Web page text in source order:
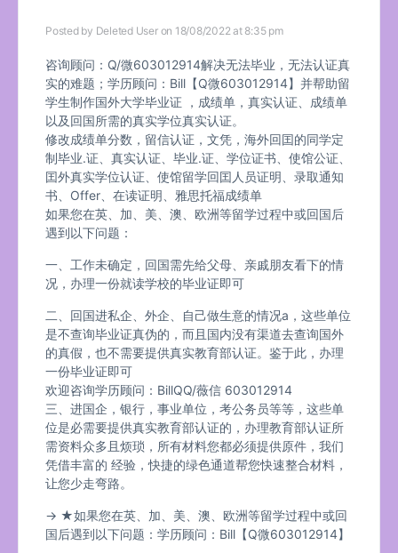
Posted by Deleted User on 18/08/2022 at 8:35 pm
咨询顾问：Q/微603012914解决无法毕业，无法认证真
实的难题；学历顾问：Bill【Q微603012914】并帮助留
学生制作国外大学毕业证 ，成绩单，真实认证、成绩单
以及回国所需的真实学位真实认证。
修改成绩单分数，留信认证，文凭，海外回囯的同学定
制毕业.证、真实认证、毕业.证、学位证书、使馆公证、
囯外真实学位认证、使馆留学回囯人员证明、录取通知
书、Offer、在读证明、雅思托福成绩单
如果您在英、加、美、澳、欧洲等留学过程中或回国后
遇到以下问题：
一、工作未确定，回国需先给父母、亲戚朋友看下的情
况，办理一份就读学校的毕业证即可
二、回国进私企、外企、自己做生意的情况a，这些单位
是不查询毕业证真伪的，而且国内没有渠道去查询国外
的真假，也不需要提供真实教育部认证。鉴于此，办理
一份毕业证即可
欢迎咨询学历顾问：BillQQ/薇信 603012914
三、进国企，银行，事业单位，考公务员等等，这些单
位是必需要提供真实教育部认证的，办理教育部认证所
需资料众多且烦琐，所有材料您都必须提供原件，我们
凭借丰富的 经验，快捷的绿色通道帮您快速整合材料，
让您少走弯路。
→ ★如果您在英、加、美、澳、欧洲等留学过程中或回
国后遇到以下问题：学历顾问：Bill【Q微603012914】